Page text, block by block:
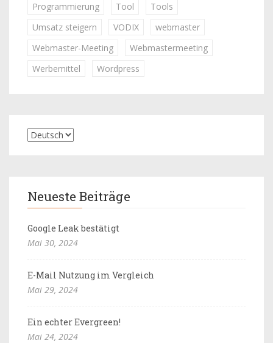
Programmierung
Tool
Tools
Umsatz steigern
VODIX
webmaster
Webmaster-Meeting
Webmastermeeting
Werbemittel
Wordpress
Neueste Beiträge
Google Leak bestätigt
Mai 30, 2024
E-Mail Nutzung im Vergleich
Mai 29, 2024
Ein echter Evergreen!
Mai 24, 2024